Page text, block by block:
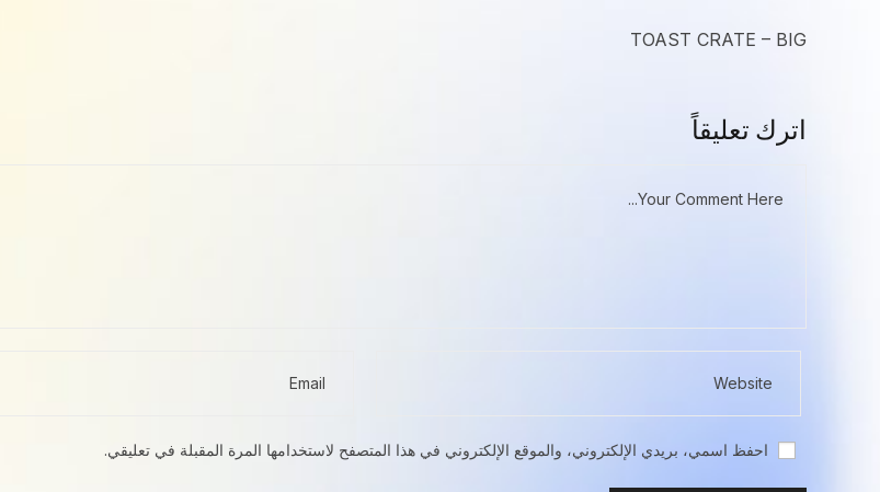
TOAST CRATE – BIG
اترك تعليقاً
احفظ اسمي، بريدي الإلكتروني، والموقع الإلكتروني في هذا المتصفح لاستخدامها المرة المقبلة في تعليقي.